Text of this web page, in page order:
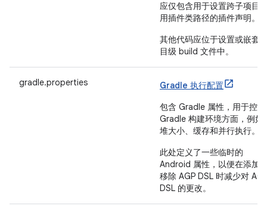
应仅包含用于设置跨子项目
用插件类路径的插件声明。
其他代码应位于设置或嵌套
目级 build 文件中。
gradle.properties
Gradle 执行配置
包含 Gradle 属性，用于控制
Gradle 构建环境方面，例如
堆大小、缓存和并行执行。
此处定义了一些临时的
Android 属性，以便在添加
移除 AGP DSL 时减少对
DSL 的更改。